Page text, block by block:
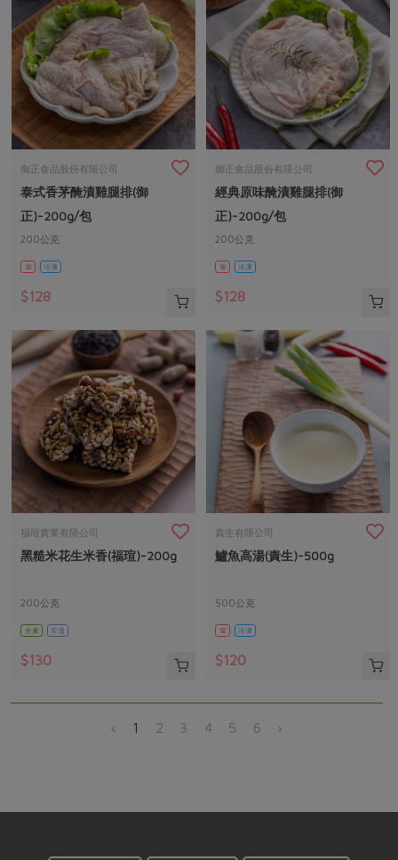
御正食品股份有限公司
泰式香茅醃漬雞腿排(御
正)-200g/包
200公克
葷 冷凍
$128
御正食品股份有限公司
經典原味醃漬雞腿排(御
正)-200g/包
200公克
葷 冷凍
$128
福瑄實業有限公司
黑糙米花生米香(福瑄)-200g
200公克
全素 常溫
$130
責生有限公司
鱸魚高湯(責生)-500g
500公克
葷 冷凍
$120
‹ 1 2 3 4 5 6 ›